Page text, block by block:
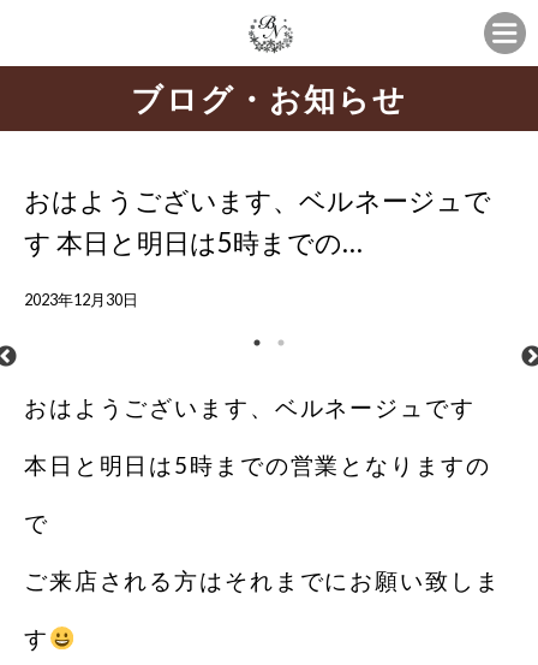
ブログ・お知らせ
おはようございます、ベルネージュで
す 本日と明日は5時までの…
2023年12月30日
おはようございます、ベルネージュです
本日と明日は5時までの営業となりますの
で
ご来店される方はそれまでにお願い致しま
す